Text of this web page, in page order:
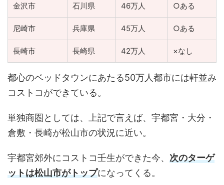
金沢市 石川県 46万人 ○ある
尼崎市 兵庫県 45万人 ○ある
長崎市 長崎県 42万人 ×なし
都心のベッドタウンにあたる50万人都市には軒並み
コストコができている。
単独商圏としては、上記で言えば、宇都宮・大分・
倉敷・長崎が松山市の状況に近い。
宇都宮郊外にコストコ壬生ができた今、 次のターゲ
ットは松山市がトップになってくる。